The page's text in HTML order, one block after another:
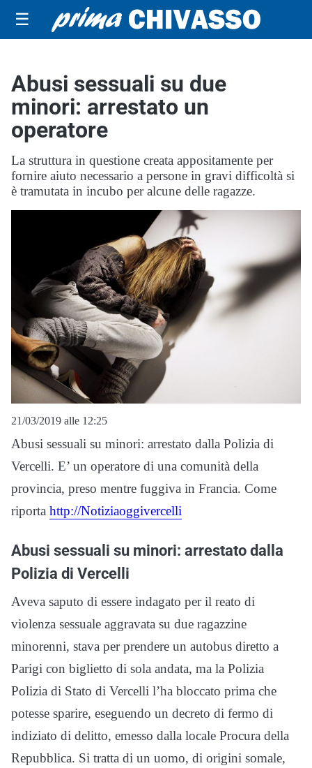
☰
Abusi sessuali su due
minori: arrestato un
operatore
La struttura in questione creata appositamente per
fornire aiuto necessario a persone in gravi difficoltà si
è tramutata in incubo per alcune delle ragazze.
21/03/2019 alle 12:25
Abusi sessuali su minori: arrestato dalla Polizia di
Vercelli. E’ un operatore di una comunità della
provincia, preso mentre fuggiva in Francia. Come
riporta http://Notiziaoggivercelli
Abusi sessuali su minori: arrestato dalla
Polizia di Vercelli
Aveva saputo di essere indagato per il reato di
violenza sessuale aggravata su due ragazzine
minorenni, stava per prendere un autobus diretto a
Parigi con biglietto di sola andata, ma la Polizia
Polizia di Stato di Vercelli l’ha bloccato prima che
potesse sparire, eseguendo un decreto di fermo di
indiziato di delitto, emesso dalla locale Procura della
Repubblica. Si tratta di un uomo, di origini somale,